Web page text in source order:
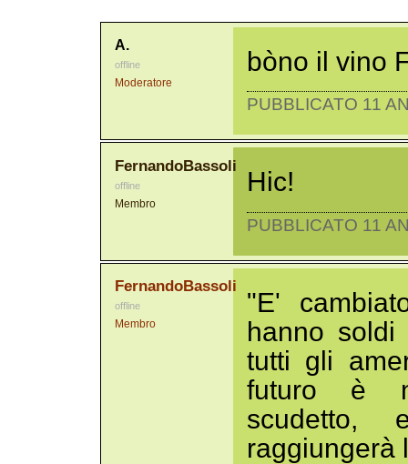
A.
offline
Moderatore
bòno il vino
PUBBLICATO 11
FernandoBassoli
offline
Membro
Hic!
PUBBLICATO 11
FernandoBassoli
offline
Membro
"E'
hanno
tutti gli
futuro è
raggiungerà